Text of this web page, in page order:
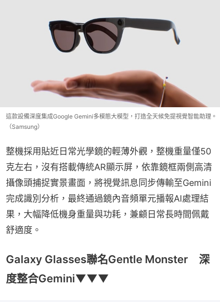
這款設備深度集成Google Gemini多模態大模型，打造全天候免提視覺智能助理。
（Samsung）
整機採用貼近日常光學鏡的輕薄外觀，整機重量僅50
克左右，沒有搭載傳統AR顯示屏，依靠鏡框兩側高清
攝像頭捕捉實景畫面，將視覺訊息同步傳輸至Gemini
完成識別分析，最終通過鏡內音頻單元播報AI處理結
果，大幅降低機身重量與功耗，兼顧日常長時間佩戴
舒適度。
Galaxy Glasses聯名Gentle Monster 深
度整合Gemini▼▼▼